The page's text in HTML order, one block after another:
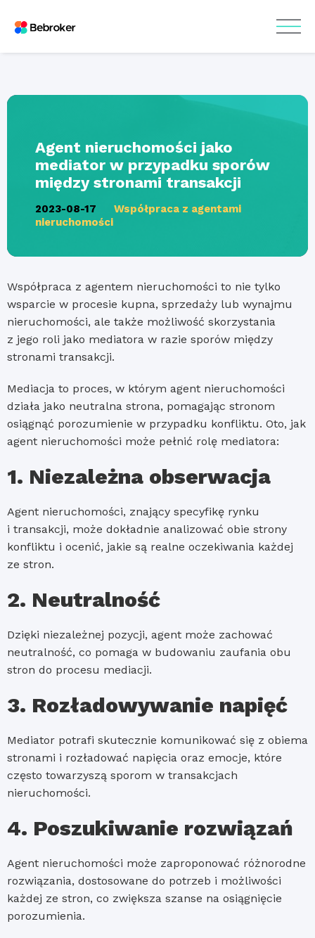
Agent nieruchomości jako
mediator w przypadku sporów
między stronami transakcji
2023-08-17
Współpraca z agentami
nieruchomości
Współpraca z agentem nieruchomości to nie tylko
wsparcie w procesie kupna, sprzedaży lub wynajmu
nieruchomości, ale także możliwość skorzystania
z jego roli jako mediatora w razie sporów między
stronami transakcji.
Mediacja to proces, w którym agent nieruchomości
działa jako neutralna strona, pomagając stronom
osiągnąć porozumienie w przypadku konfliktu. Oto, jak
agent nieruchomości może pełnić rolę mediatora:
1. Niezależna obserwacja
Agent nieruchomości, znający specyfikę rynku
i transakcji, może dokładnie analizować obie strony
konfliktu i ocenić, jakie są realne oczekiwania każdej
ze stron.
2. Neutralność
Dzięki niezależnej pozycji, agent może zachować
neutralność, co pomaga w budowaniu zaufania obu
stron do procesu mediacji.
3. Rozładowywanie napięć
Mediator potrafi skutecznie komunikować się z obiema
stronami i rozładować napięcia oraz emocje, które
często towarzyszą sporom w transakcjach
nieruchomości.
4. Poszukiwanie rozwiązań
Agent nieruchomości może zaproponować różnorodne
rozwiązania, dostosowane do potrzeb i możliwości
każdej ze stron, co zwiększa szanse na osiągnięcie
porozumienia.